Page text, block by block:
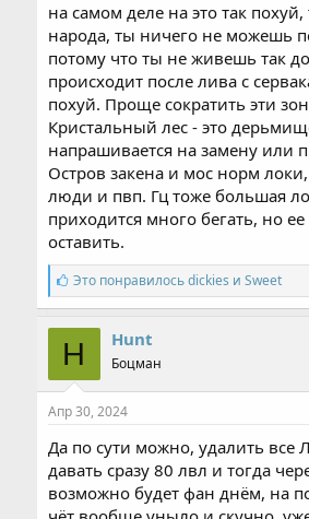
на самом деле на это так похуй,
народа, ты ничего не можешь
потому что ты не живешь так
происходит после лива с
похуй. Проще сократить эти
Кристальный лес - это
напрашивается на замену или
Остров закена и мос норм локи,
люди и пвп. Гц тоже большая
приходится много бегать, но
оставить.
С
и
м
п
а
и
и
:
Это понравилосьdickies иSweet
H Hunt
Боцман
Апр 30, 2024
Да по сути можно, удалить все
давать сразу 80 лвл и тогда
возможно будет фан днём, на